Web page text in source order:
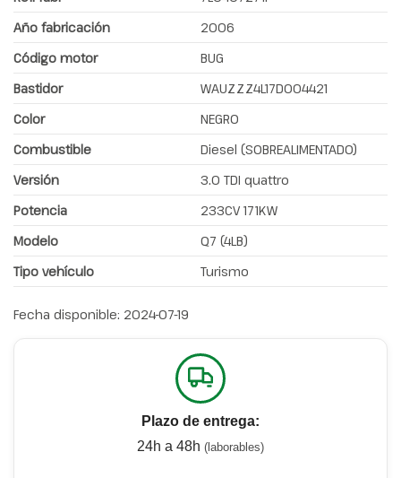
Año fabricación
2006
Código motor
BUG
Bastidor
WAUZZZ4L17D004421
Color
NEGRO
Combustible
Diesel (SOBREALIMENTADO)
Versión
3.0 TDI quattro
Potencia
233CV 171KW
Modelo
Q7 (4LB)
Tipo vehículo
Turismo
Fecha disponible: 2024-07-19
Plazo de entrega:
24h a 48h (laborables)